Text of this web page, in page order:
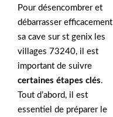
Pour désencombrer et
débarrasser efficacement
sa cave sur st genix les
villages 73240, il est
important de suivre
certaines étapes clés.
Tout d’abord, il est
essentiel de préparer le